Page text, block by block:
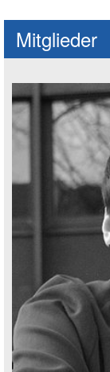
Mitglieder